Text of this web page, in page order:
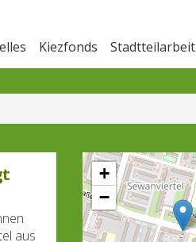
Kiezfonds Stadtteilarbeit
aus
+
−